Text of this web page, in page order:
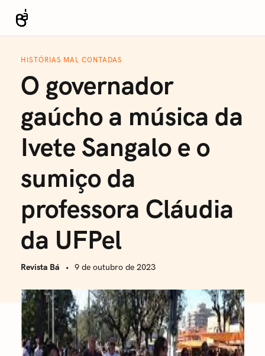
i
Revista Bá
HISTÓRIAS MAL CONTADAS
O governador
gaúcho a música da
Ivete Sangalo e o
sumiço da
professora Cláudia
da UFPel
Revista Bá 9 de outubro de 2023